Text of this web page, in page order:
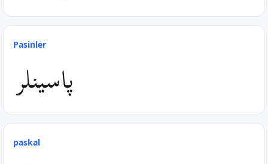
Pasinler
پاسینلر
paskal